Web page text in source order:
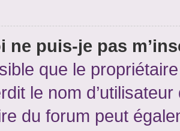
ne puis-je pas
que le
le nom
du forum peut